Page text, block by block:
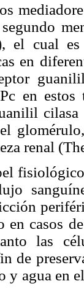
el cual es
en
en
el
renal
en casos
las
de
y agua en